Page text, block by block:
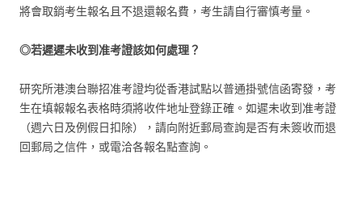
將會取銷考生報名且不退還報名費，考生請自行審慎考量。
◎若遲遲未收到准考證該如何處理？
研究所港澳台聯招准考證均從香港試點以普通掛號信函寄發，考
生在填報報名表格時須將收件地址登錄正確。如遲未收到准考證
（週六日及例假日扣除），請向附近郵局查詢是否有未簽收而退
回郵局之信件，或電洽各報名點查詢。